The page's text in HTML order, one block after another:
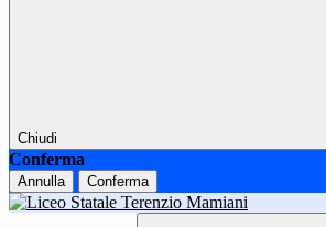
Chiudi
Conferma
Annulla Conferma